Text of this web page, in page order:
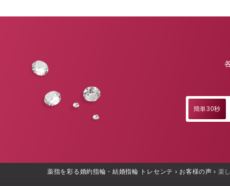
簡単30秒
薬指を彩る婚約指輪・結婚指輪 トレセンテ › お客様の声 › 楽